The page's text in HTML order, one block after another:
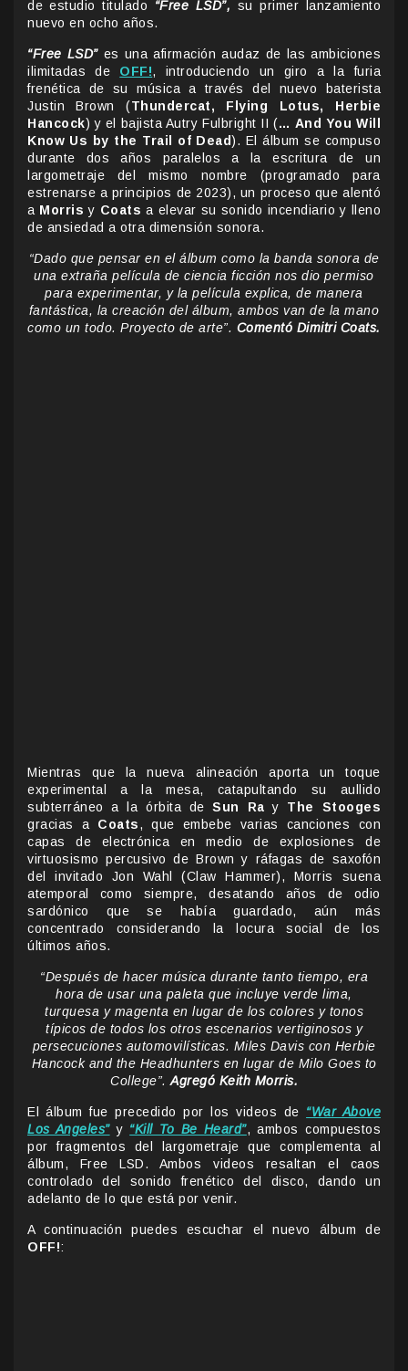
de estudio titulado “Free LSD”, su primer lanzamiento
nuevo en ocho años.
“Free LSD” es una afirmación audaz de las ambiciones
ilimitadas de OFF!, introduciendo un giro a la furia
frenética de su música a través del nuevo baterista
Justin Brown (Thundercat, Flying Lotus, Herbie
Hancock) y el bajista Autry Fulbright II (… And You Will
Know Us by the Trail of Dead). El álbum se compuso
durante dos años paralelos a la escritura de un
largometraje del mismo nombre (programado para
estrenarse a principios de 2023), un proceso que alentó
a Morris y Coats a elevar su sonido incendiario y lleno
de ansiedad a otra dimensión sonora.
“Dado que pensar en el álbum como la banda sonora de
una extraña película de ciencia ficción nos dio permiso
para experimentar, y la película explica, de manera
fantástica, la creación del álbum, ambos van de la mano
como un todo. Proyecto de arte”. Comentó Dimitri Coats.
Mientras que la nueva alineación aporta un toque
experimental a la mesa, catapultando su aullido
subterráneo a la órbita deSun Ra y The Stooges
gracias a Coats, que embebe varias canciones con
capas de electrónica en medio de explosiones de
virtuosismo percusivo de Brown y ráfagas de saxofón
del invitado Jon Wahl (Claw Hammer), Morris suena
atemporal como siempre, desatando años de odio
sardónico que se había guardado, aún más
concentrado considerando la locura social de los
últimos años.
“Después de hacer música durante tanto tiempo, era
hora de usar una paleta que incluye verde lima,
turquesa y magenta en lugar de los colores y tonos
típicos de todos los otros escenarios vertiginosos y
persecuciones automovilísticas. Miles Davis con Herbie
Hancock and the Headhunters en lugar de Milo Goes to
College”. Agregó Keith Morris.
El álbum fue precedido por los videos de “War Above
Los Angeles”y “Kill To Be Heard”, ambos compuestos
por fragmentos del largometraje que complementa al
álbum, Free LSD. Ambos videos resaltan el caos
controlado del sonido frenético del disco, dando un
adelanto de lo que está por venir.
A continuación puedes escuchar el nuevo álbum de
OFF!: